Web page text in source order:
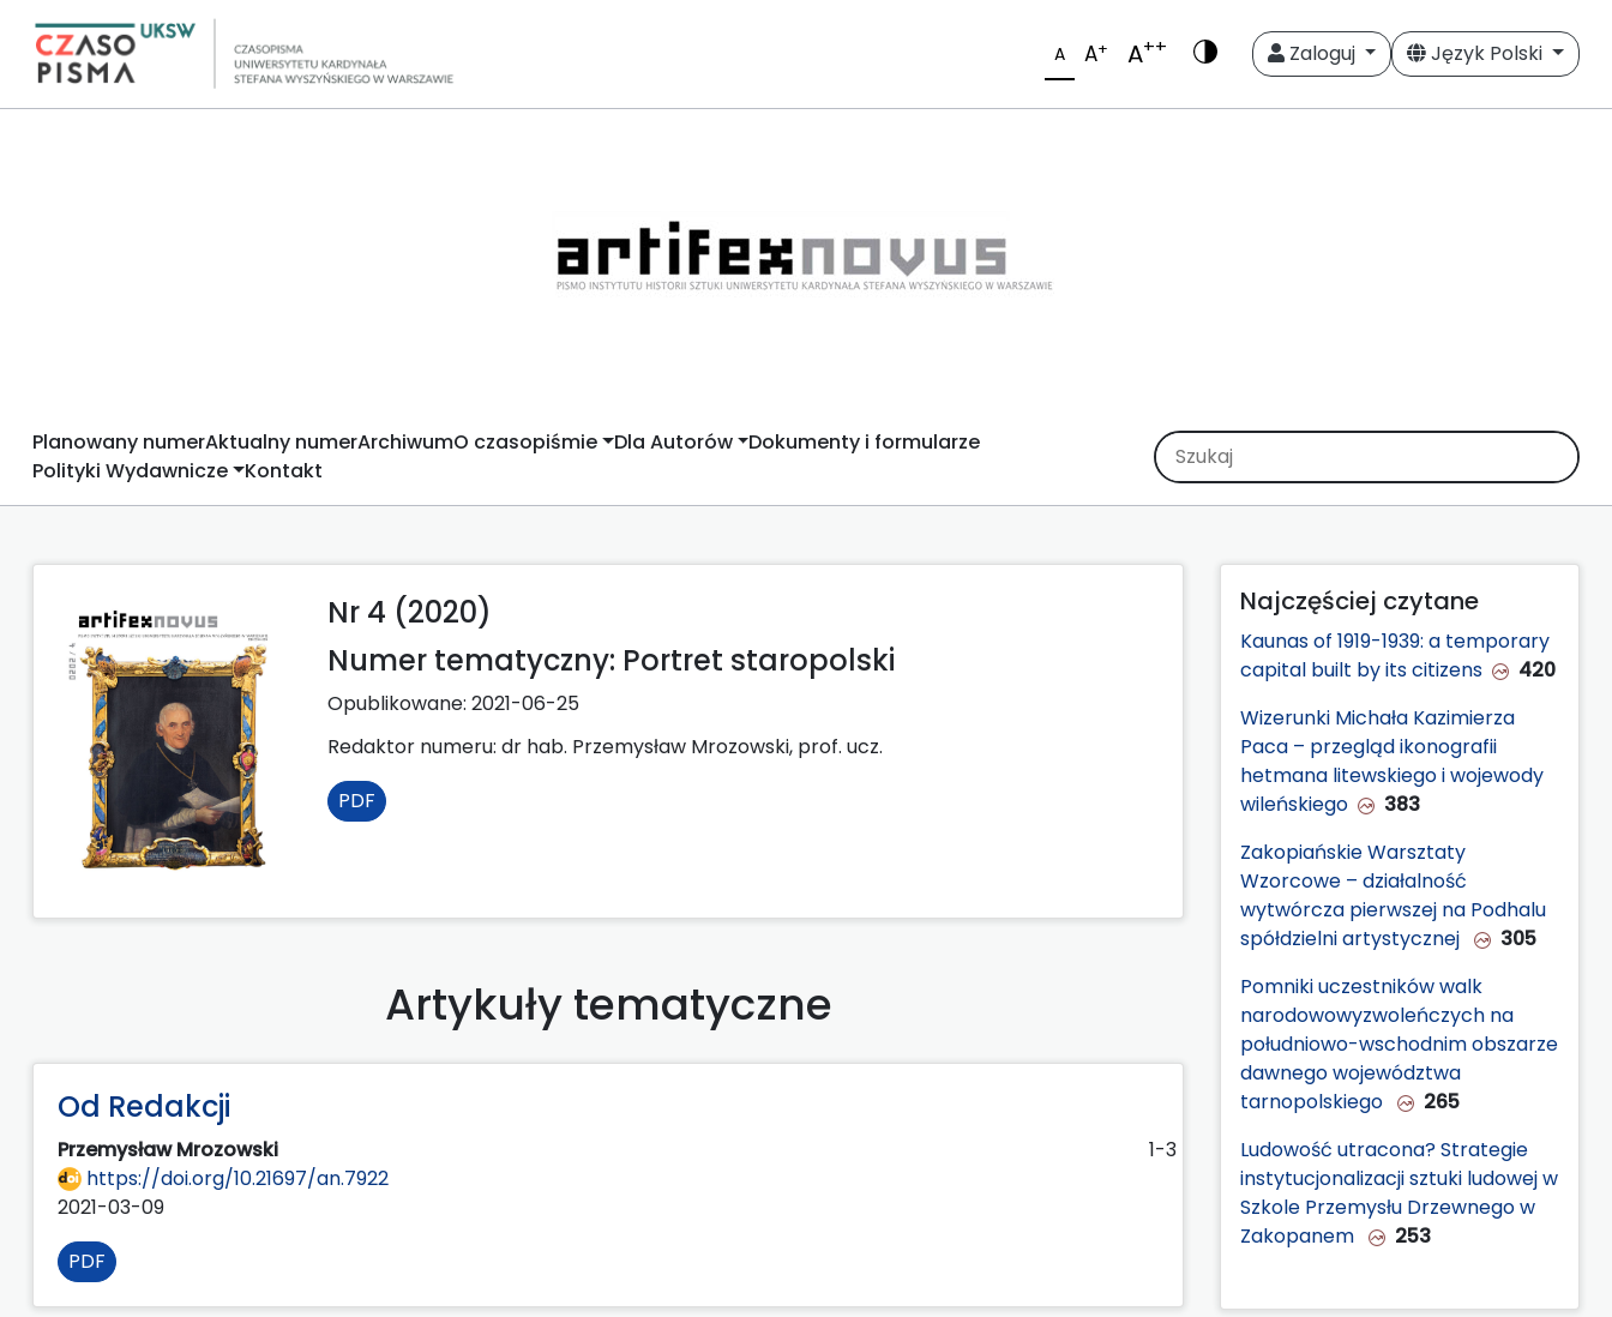
A A+ A++ Zaloguj Język Polski
Planowany numerAktualny numerArchiwumO czasopiśmie Dla Autorów
Dokumenty i formularze
Polityki Wydawnicze Kontakt
Nr 4 (2020)
Numer tematyczny: Portret staropolski
Opublikowane: 2021-06-25
Redaktor numeru: dr hab. Przemysław Mrozowski, prof. ucz.
PDF
Artykuły tematyczne
Od Redakcji
Przemysław Mrozowski
1-3
https://doi.org/10.21697/an.7922
2021-03-09
PDF
Najczęściej czytane
Kaunas of 1919-1939: a temporary
capital built by its citizens
420
Wizerunki Michała Kazimierza
Paca – przegląd ikonografii
hetmana litewskiego i wojewody
wileńskiego
383
Zakopiańskie Warsztaty
Wzorcowe – działalność
wytwórcza pierwszej na Podhalu
spółdzielni artystycznej
305
Pomniki uczestników walk
narodowowyzwoleńczych na
południowo-wschodnim obszarze
dawnego województwa
tarnopolskiego
265
Ludowość utracona? Strategie
instytucjonalizacji sztuki ludowej w
Szkole Przemysłu Drzewnego w
Zakopanem
253